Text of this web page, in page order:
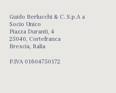
Guido Berlucchi & C. S.p.A a
Socio Unico
Piazza Duranti, 4
25040, Cortefranca
Brescia, Italia
P.IVA 01604750172